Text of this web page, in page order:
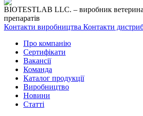
BIOTESTLAB LLC. – виробник
препаратів
Контакти виробництва Контакти
Про компанію
Сертифікати
Вакансії
Команда
Каталог продукції
Виробництво
Новини
Статті